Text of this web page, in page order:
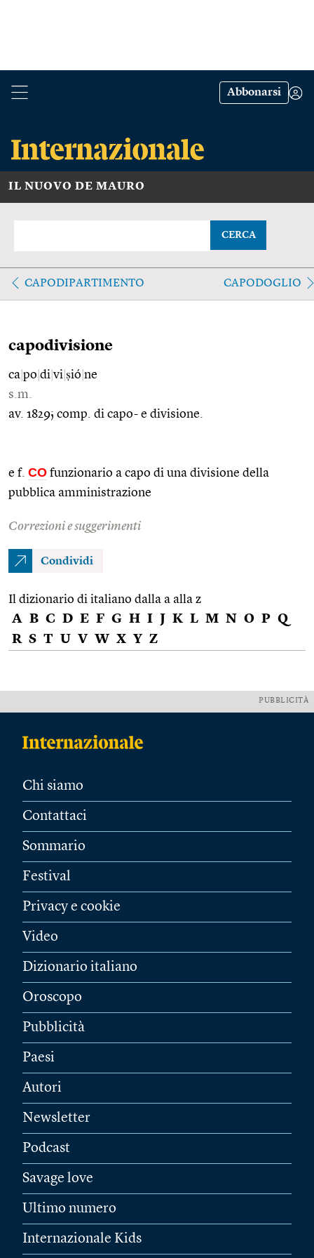
Abbonarsi
IL NUOVO DE MAURO
CERCA
CAPODIPARTIMENTO CAPODOGLIO
capodivisione
ca po di vi ṣió ne
s.m.
av. 1829; comp. di capo- e divisione.
e f. CO funzionario a capo di una divisione della
pubblica amministrazione
Correzioni e suggerimenti
Condividi
Il dizionario di italiano dalla a alla z
A B C D E F G H I J K L M N O P Q
R S T U V W X Y Z
PUBBLICITÀ
Chi siamo
Contattaci
Sommario
Festival
Privacy e cookie
Video
Dizionario italiano
Oroscopo
Pubblicità
Paesi
Autori
Newsletter
Podcast
Savage love
Ultimo numero
Internazionale Kids